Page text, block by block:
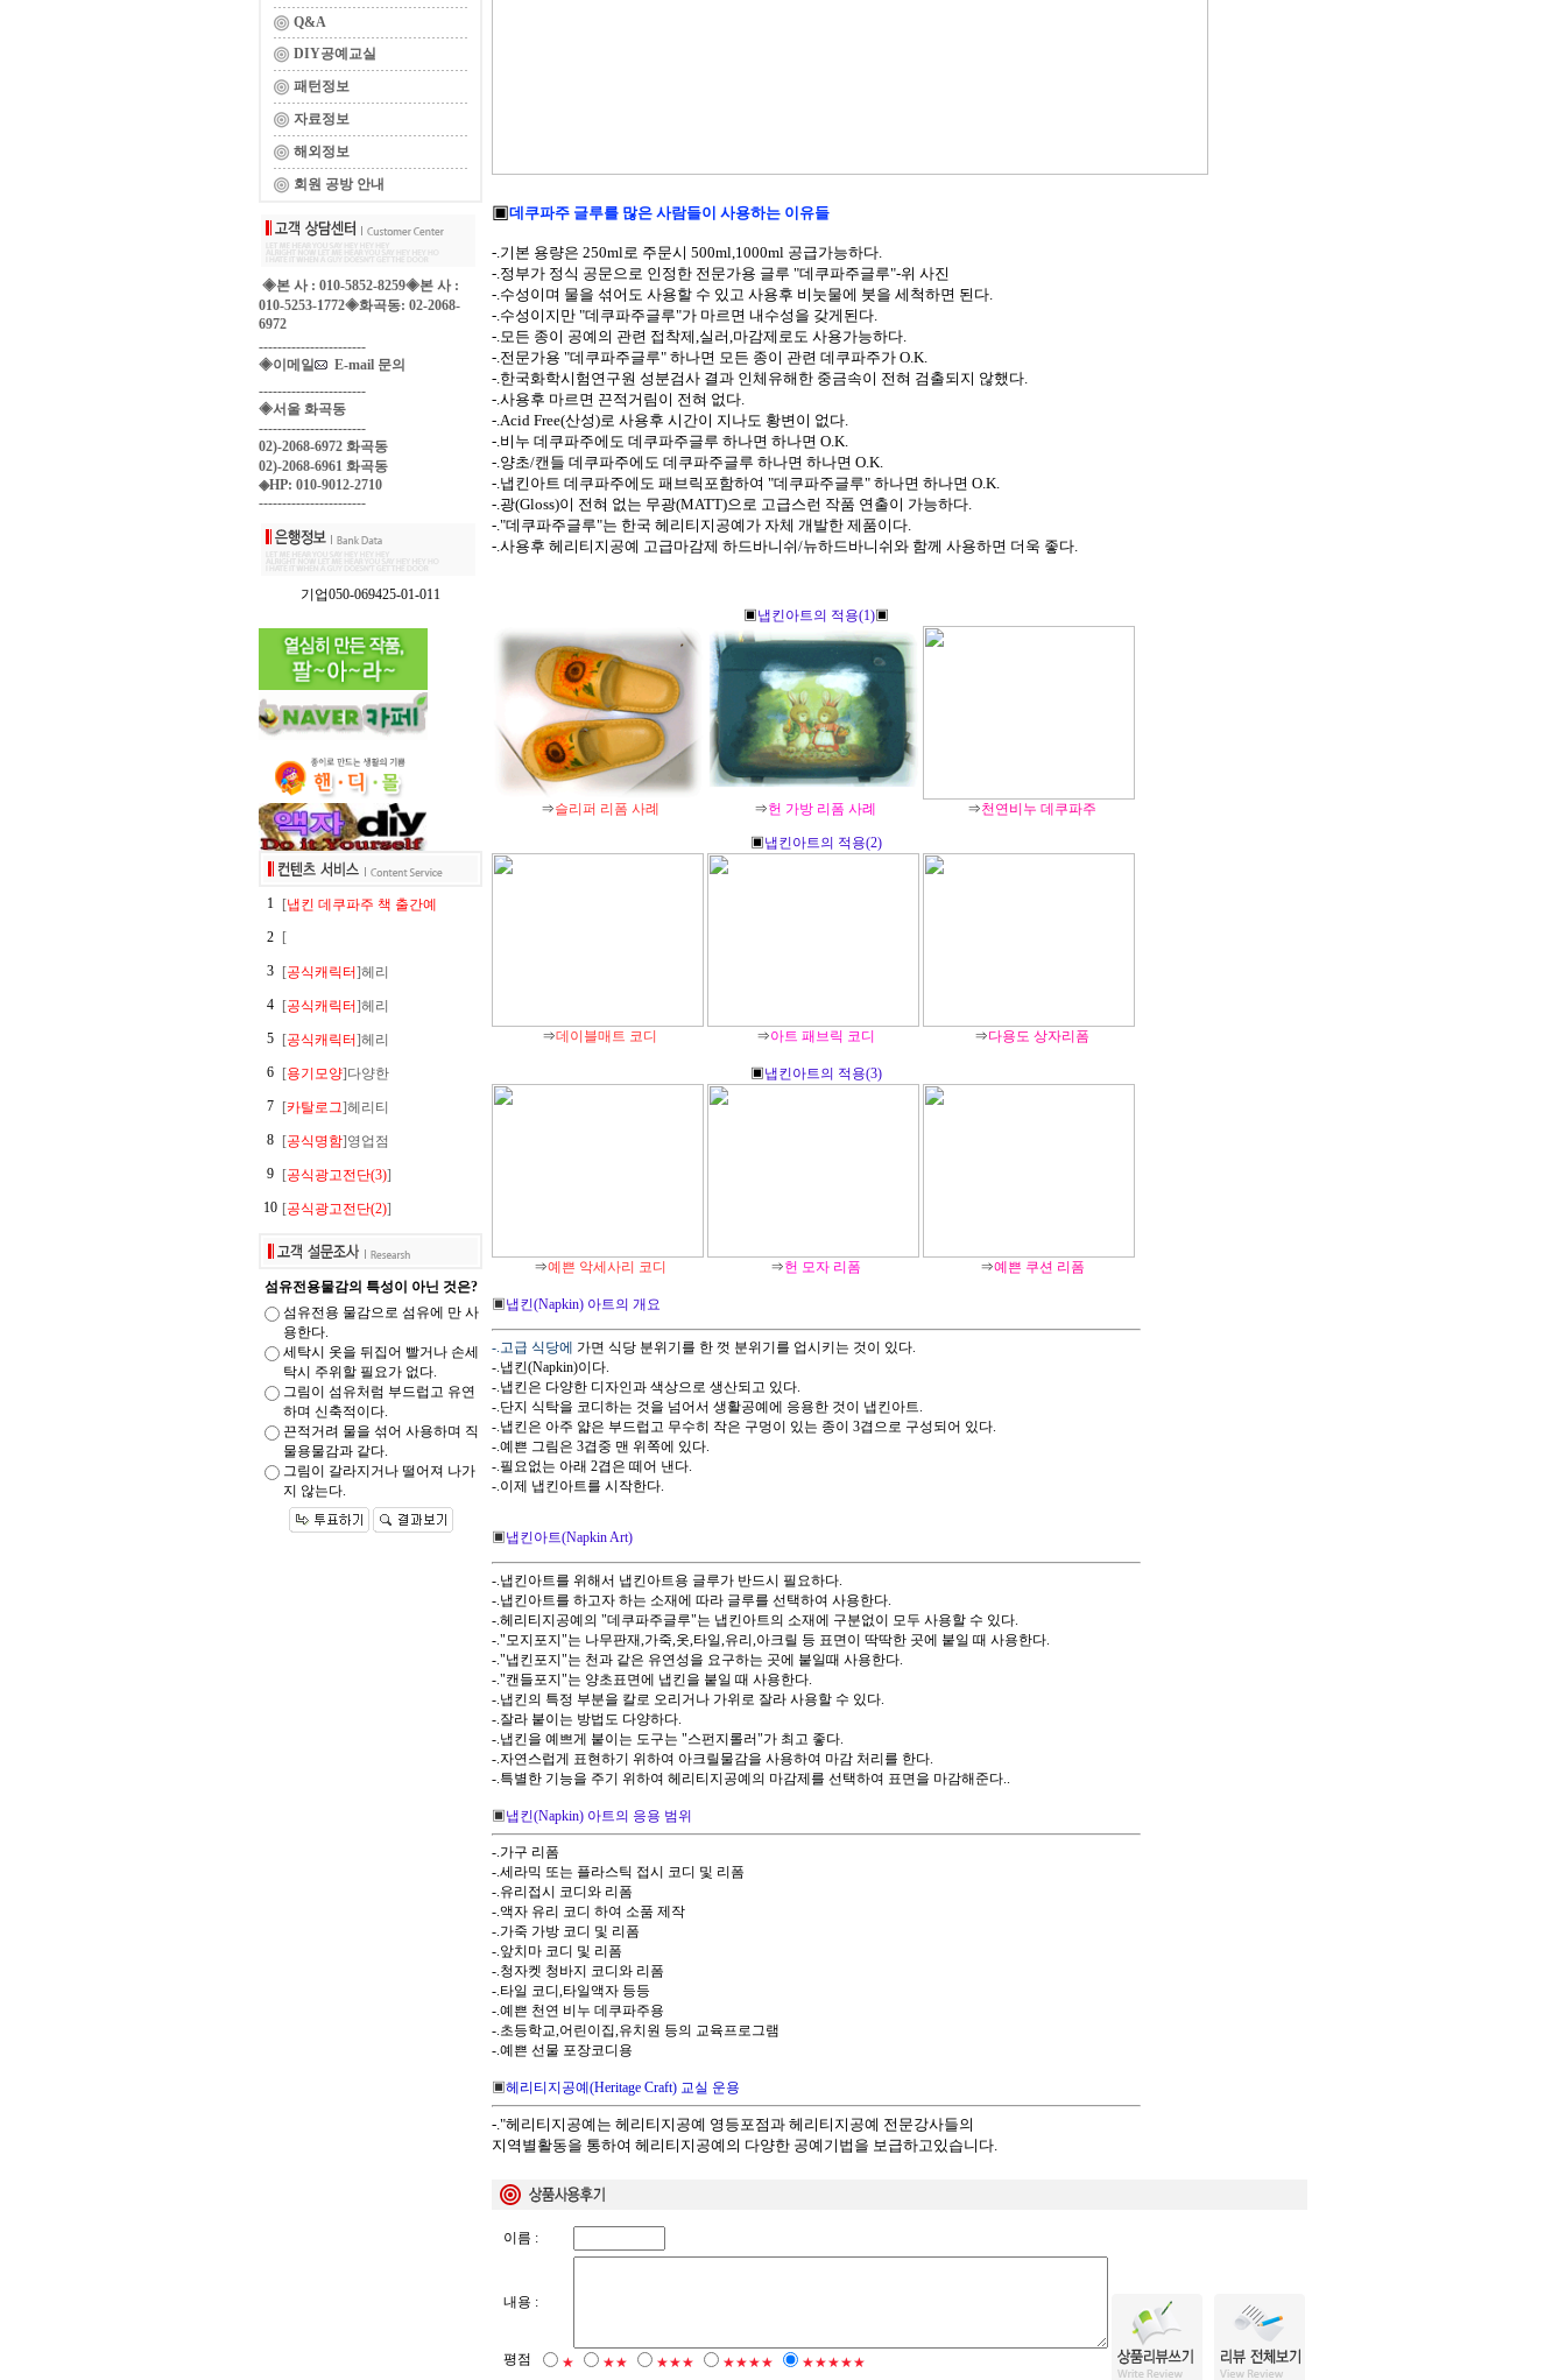
Q&A
DIY공예교실
패턴정보
자료정보
해외정보
회원 공방 안내
◈본 사 : 010-5852-8259◈본 사 :
010-5253-1772◈화곡동: 02-2068-
6972
-----------------------
◈이메일
E-mail 문의
-----------------------
◈서울 화곡동
-----------------------
02)-2068-6972 화곡동
02)-2068-6961 화곡동
◈HP: 010-9012-2710
-----------------------
기업050-069425-01-011
1 [냅킨 데쿠파주 책 출간예
2
[
3 [공식캐릭터]헤리
4
[공식캐릭터]헤리
5
[공식캐릭터]헤리
6
[용기모양]다양한
7
[카탈로그]헤리티
8
[공식명함]영업점
9
[공식광고전단(3)]
10 [공식광고전단(2)]
섬유전용물감의 특성이 아닌 것은?
섬유전용 물감으로 섬유에 만 사
용한다.
세탁시 옷을 뒤집어 빨거나 손세
탁시 주위할 필요가 없다.
그림이 섬유처럼 부드럽고 유연
하며 신축적이다.
끈적거려 물을 섞어 사용하며 직
물용물감과 같다.
그림이 갈라지거나 떨어져 나가
지 않는다.
▣데쿠파주 글루를 많은 사람들이 사용하는 이유들
-.기본 용량은 250ml로 주문시 500ml,1000ml 공급가능하다.
-.정부가 정식 공문으로 인정한 전문가용 글루 "데쿠파주글루"-위 사진
-.수성이며 물을 섞어도 사용할 수 있고 사용후 비눗물에 붓을 세척하면 된다.
-.수성이지만 "데쿠파주글루"가 마르면 내수성을 갖게된다.
-.모든 종이 공예의 관련 접착제,실러,마감제로도 사용가능하다.
-.전문가용 "데쿠파주글루" 하나면 모든 종이 관련 데쿠파주가 O.K.
-.한국화학시험연구원 성분검사 결과 인체유해한 중금속이 전혀 검출되지 않했다.
-.사용후 마르면 끈적거림이 전혀 없다.
-.Acid Free(산성)로 사용후 시간이 지나도 황변이 없다.
-.비누 데쿠파주에도 데쿠파주글루 하나면 하나면 O.K.
-.양초/캔들 데쿠파주에도 데쿠파주글루 하나면 하나면 O.K.
-.냅킨아트 데쿠파주에도 패브릭포함하여 "데쿠파주글루" 하나면 하나면 O.K.
-.광(Gloss)이 전혀 없는 무광(MATT)으로 고급스런 작품 연출이 가능하다.
-."데쿠파주글루"는 한국 헤리티지공예가 자체 개발한 제품이다.
-.사용후 헤리티지공예 고급마감제 하드바니쉬/뉴하드바니쉬와 함께 사용하면 더욱 좋다.
▣냅킨아트의 적용(1)▣
⇒슬리퍼 리폼 사례 ⇒헌 가방 리폼 사례 ⇒천연비누 데쿠파주
▣냅킨아트의 적용(2)
⇒데이블매트 코디 ⇒아트 패브릭 코디 ⇒다용도 상자리폼
▣냅킨아트의 적용(3)
⇒예쁜 악세사리 코디 ⇒헌 모자 리폼 ⇒예쁜 쿠션 리폼
▣ 냅킨(Napkin) 아트의 개요
-.고급 식당에 가면 식당 분위기를 한 껏 분위기를 업시키는 것이 있다.
-.냅킨(Napkin)이다.
-.냅킨은 다양한 디자인과 색상으로 생산되고 있다.
-.단지 식탁을 코디하는 것을 넘어서 생활공예에 응용한 것이 냅킨아트.
-.냅킨은 아주 얇은 부드럽고 무수히 작은 구멍이 있는 종이 3겹으로 구성되어 있다.
-.예쁜 그림은 3겹중 맨 위쪽에 있다.
-.필요없는 아래 2겹은 떼어 낸다.
-.이제 냅킨아트를 시작한다.
▣ 냅킨아트(Napkin Art)
-.냅킨아트를 위해서 냅킨아트용 글루가 반드시 필요하다.
-.냅킨아트를 하고자 하는 소재에 따라 글루를 선택하여 사용한다.
-.헤리티지공예의 "데쿠파주글루"는 냅킨아트의 소재에 구분없이 모두 사용할 수 있다.
-."모지포지"는 나무판재,가죽,옷,타일,유리,아크릴 등 표면이 딱딱한 곳에 붙일 때 사용한다.
-."냅킨포지"는 천과 같은 유연성을 요구하는 곳에 붙일때 사용한다.
-."캔들포지"는 양초표면에 냅킨을 붙일 때 사용한다.
-.냅킨의 특정 부분을 칼로 오리거나 가위로 잘라 사용할 수 있다.
-.잘라 붙이는 방법도 다양하다.
-.냅킨을 예쁘게 붙이는 도구는 "스펀지롤러"가 최고 좋다.
-.자연스럽게 표현하기 위하여 아크릴물감을 사용하여 마감 처리를 한다.
-.특별한 기능을 주기 위하여 헤리티지공예의 마감제를 선택하여 표면을 마감해준다..
▣ 냅킨(Napkin) 아트의 응용 범위
-.가구 리폼
-.세라믹 또는 플라스틱 접시 코디 및 리폼
-.유리접시 코디와 리폼
-.액자 유리 코디 하여 소품 제작
-.가죽 가방 코디 및 리폼
-.앞치마 코디 및 리폼
-.청자켓 청바지 코디와 리폼
-.타일 코디,타일액자 등등
-.예쁜 천연 비누 데쿠파주용
-.초등학교,어린이집,유치원 등의 교육프로그램
-.예쁜 선물 포장코디용
▣헤리티지공예(Heritage Craft) 교실 운용
-."헤리티지공예는 헤리티지공예 영등포점과 헤리티지공예 전문강사들의
지역별활동을 통하여 헤리티지공예의 다양한 공예기법을 보급하고있습니다.
이름 :
내용 :
평점 ★ ★★ ★★★ ★★★★ ★★★★★